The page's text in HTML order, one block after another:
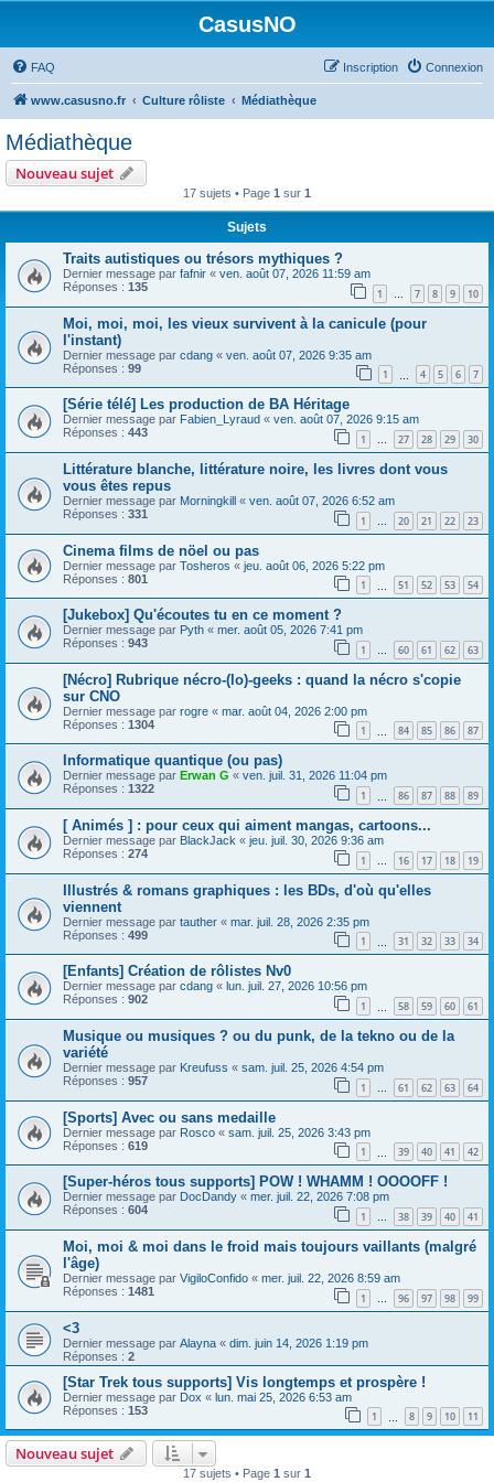
CasusNO
FAQ Connexion
Inscription
www.casusno.fr Culture rôliste Médiathèque
Médiathèque
Nouveau sujet
17 sujets • Page 1 sur 1
Sujets
Traits autistiques ou trésors mythiques ?
Dernier message par fafnir « ven. août 07, 2026 11:59 am
Réponses : 135 1 … 7 8 9 10
Moi, moi, moi, les vieux survivent à la canicule (pour
l'instant)
Dernier message par cdang « ven. août 07, 2026 9:35 am
Réponses : 99 1 4 5 6 7
[Série télé] Les production de BA Héritage
Dernier message par Fabien_Lyraud « ven. août 07, 2026 9:15 am
Réponses : 443 1 … 27 28 29 30
Littérature blanche, littérature noire, les livres dont vous
vous êtes repus
Dernier message par Morningkill « ven. août 07, 2026 6:52 am
Réponses : 331 1 … 20 21 22 23
Cinema films de nöel ou pas
Dernier message par Tosheros « jeu. août 06, 2026 5:22 pm
Réponses : 801 1 51 52 53 54
[Jukebox] Qu'écoutes tu en ce moment ?
Dernier message par Pyth « mer. août 05, 2026 7:41 pm
Réponses : 943 1 … 60 61 62 63
[Nécro] Rubrique nécro-(lo)-geeks : quand la nécro s'copie
sur CNO
Dernier message par rogre « mar. août 04, 2026 2:00 pm
Réponses : 1304 1 84 85 86 87
Informatique quantique (ou pas)
Dernier message par Erwan G « ven. juil. 31, 2026 11:04 pm
Réponses : 1322 1 86 87 88 89
[ Animés ] : pour ceux qui aiment mangas, cartoons...
Dernier message par BlackJack « jeu. juil. 30, 2026 9:36 am
Réponses : 274 1 … 16 17 18 19
Illustrés & romans graphiques : les BDs, d'où qu'elles
viennent
Dernier message par tauther « mar. juil. 28, 2026 2:35 pm
Réponses : 499 1 31 32 33 34
[Enfants] Création de rôlistes Nv0
Dernier message par cdang « lun. juil. 27, 2026 10:56 pm
Réponses : 902 1 58 59 60 61
Musique ou musiques ? ou du punk, de la tekno ou de la
variété
Dernier message par Kreufuss « sam. juil. 25, 2026 4:54 pm
Réponses : 957 1 … 61 62 63 64
[Sports] Avec ou sans medaille
Dernier message par Rosco « sam. juil. 25, 2026 3:43 pm
Réponses : 619 1 39 40 41 42
[Super-héros tous supports] POW ! WHAMM ! OOOOFF !
Dernier message par DocDandy « mer. juil. 22, 2026 7:08 pm
Réponses : 604 1 … 38 39 40 41
Moi, moi & moi dans le froid mais toujours vaillants (malgré
l'âge)
Dernier message par VigiloConfido « mer. juil. 22, 2026 8:59 am
Réponses : 1481 1 … 96 97 98 99
<3
Dernier message par Alayna « dim. juin 14, 2026 1:19 pm
Réponses : 2
[Star Trek tous supports] Vis longtemps et prospère !
Dernier message par Dox « lun. mai 25, 2026 6:53 am
Réponses : 153 1 8 9 10 11
Nouveau sujet
17 sujets • Page 1 sur 1